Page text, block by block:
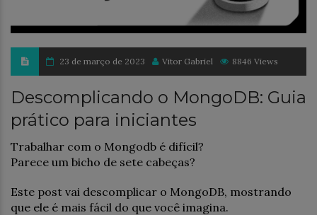
23 de março de 2023 Vitor Gabriel 8846 Views
Descomplicando o MongoDB: Guia
prático para iniciantes
Trabalhar com o Mongodb é difícil?
Parece um bicho de sete cabeças?
Este post vai descomplicar o MongoDB, mostrando
que ele é mais fácil do que você imagina.